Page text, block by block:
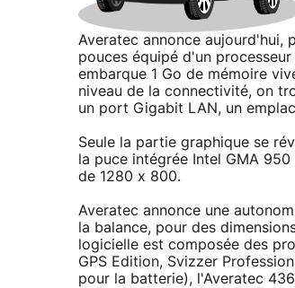
Averatec annonce aujourd'hui,
pouces équipé d'un
embarque 1 Go de mémoire
niveau de la connectivité, on
un port Gigabit LAN, un
Seule la partie graphique se
la puce intégrée Intel GMA
de 1280 x 800.
Averatec annonce une
la balance, pour des
logicielle est composée des
GPS Edition, Svizzer
pour la batterie), l'Averatec